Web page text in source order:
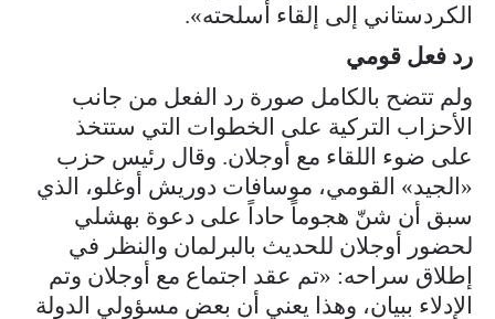
الكردستاني إلى إلقاء أسلحته».
رد فعل قومي
ولم تتضح بالكامل صورة رد الفعل من جانب
الأحزاب التركية على الخطوات التي ستتخذ
على ضوء اللقاء مع أوجلان. وقال رئيس حزب
«الجيد» القومي، موسافات دوريش أوغلو، الذي
سبق أن شنّ هجوماً حاداً على دعوة بهشلي
لحضور أوجلان للحديث بالبرلمان والنظر في
إطلاق سراحه: «تم عقد اجتماع مع أوجلان وتم
الإدلاء ببيان، وهذا يعني أن بعض مسؤولي الدولة